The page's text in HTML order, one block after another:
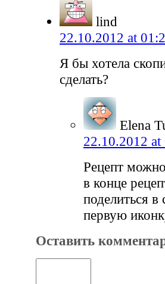
lind
22.10.2012 at
Я бы хотела
сделать?
Elena
22.10.2012 at
Рецепт можно
в конце
поделиться
первую
Оставить